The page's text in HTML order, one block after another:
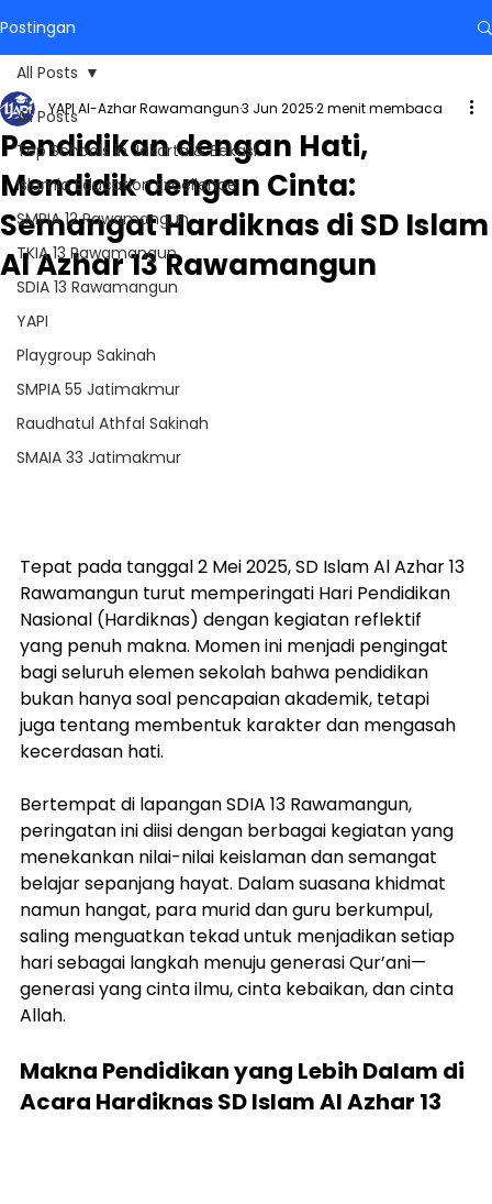
Postingan
All Posts
Top Schools in Jakarta & Bekasi
Islamic Education Excellence
SMPIA 12 Rawamangun
TKIA 13 Rawamangun
SDIA 13 Rawamangun
YAPI
Playgroup Sakinah
SMPIA 55 Jatimakmur
Raudhatul Athfal Sakinah
SMAIA 33 Jatimakmur
All Posts
Pendidikan dengan Hati,
Mendidik dengan Cinta:
Semangat Hardiknas di SD Islam
Al Azhar 13 Rawamangun
YAPI Al-Azhar Rawamangun3 Jun 20252 menit membaca
Tepat pada tanggal 2 Mei 2025, SD Islam Al Azhar 13
Rawamangun turut memperingati Hari Pendidikan
Nasional (Hardiknas) dengan kegiatan reflektif
yang penuh makna. Momen ini menjadi pengingat
bagi seluruh elemen sekolah bahwa pendidikan
bukan hanya soal pencapaian akademik, tetapi
juga tentang membentuk karakter dan mengasah
kecerdasan hati.
Bertempat di lapangan SDIA 13 Rawamangun,
peringatan ini diisi dengan berbagai kegiatan yang
menekankan nilai-nilai keislaman dan semangat
belajar sepanjang hayat. Dalam suasana khidmat
namun hangat, para murid dan guru berkumpul,
saling menguatkan tekad untuk menjadikan setiap
hari sebagai langkah menuju generasi Qur’ani—
generasi yang cinta ilmu, cinta kebaikan, dan cinta
Allah.
Makna Pendidikan yang Lebih Dalam di
Acara Hardiknas SD Islam Al Azhar 13